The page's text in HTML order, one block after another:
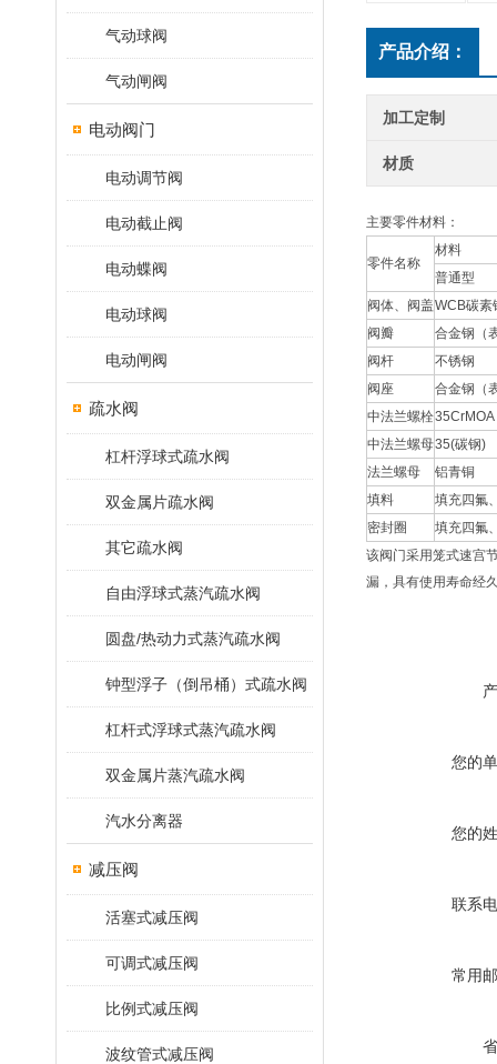
气动球阀
气动闸阀
电动阀门
电动调节阀
电动截止阀
电动蝶阀
电动球阀
电动闸阀
疏水阀
杠杆浮球式疏水阀
双金属片疏水阀
其它疏水阀
自由浮球式蒸汽疏水阀
圆盘/热动力式蒸汽疏水阀
钟型浮子（倒吊桶）式疏水阀
杠杆式浮球式蒸汽疏水阀
双金属片蒸汽疏水阀
汽水分离器
减压阀
活塞式减压阀
可调式减压阀
比例式减压阀
波纹管式减压阀
产品介绍：
加工定制
材质
主要零件材料：
零件名称
材料
普通型
阀体、阀盖WCB碳素
阀瓣
合金钢（
阀杆
不锈钢
阀座
合金钢（
中法兰螺栓35CrMOA
中法兰螺母35(碳钢)
法兰螺母
铝青铜
填料
填充四氟
密封圈
填充四氟
该阀门采用笼式速宫
漏，具有使用寿命经
您的
您的
联系
常用